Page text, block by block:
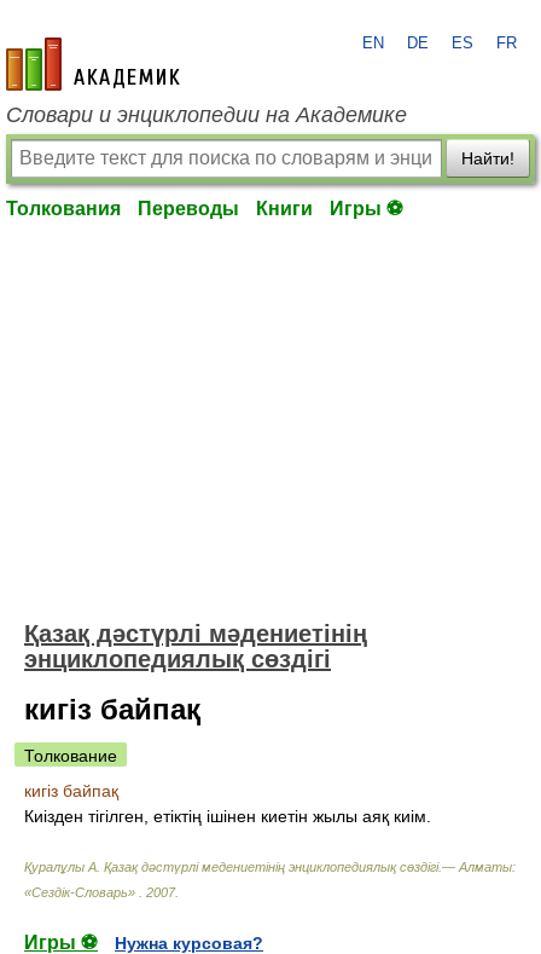
academic.ru
EN DE ES FR
Словари и энциклопедии на Академике
Найти!
Толкования Переводы Книги Игры ⚽
Қазақ дәстүрлі мәдениетінің
энциклопедиялық сөздігі
кигіз байпақ
Толкование
кигіз байпақ
Киізден тігілген, етіктің ішінен киетін жылы аяқ киім.
Қуралұлы А. Қазақ дәстүрлі медениетінің энциклопедиялық сөздігі.— Алматы:
«Сездік-Словарь»
2007.
Игры ⚽
Нужна курсовая?